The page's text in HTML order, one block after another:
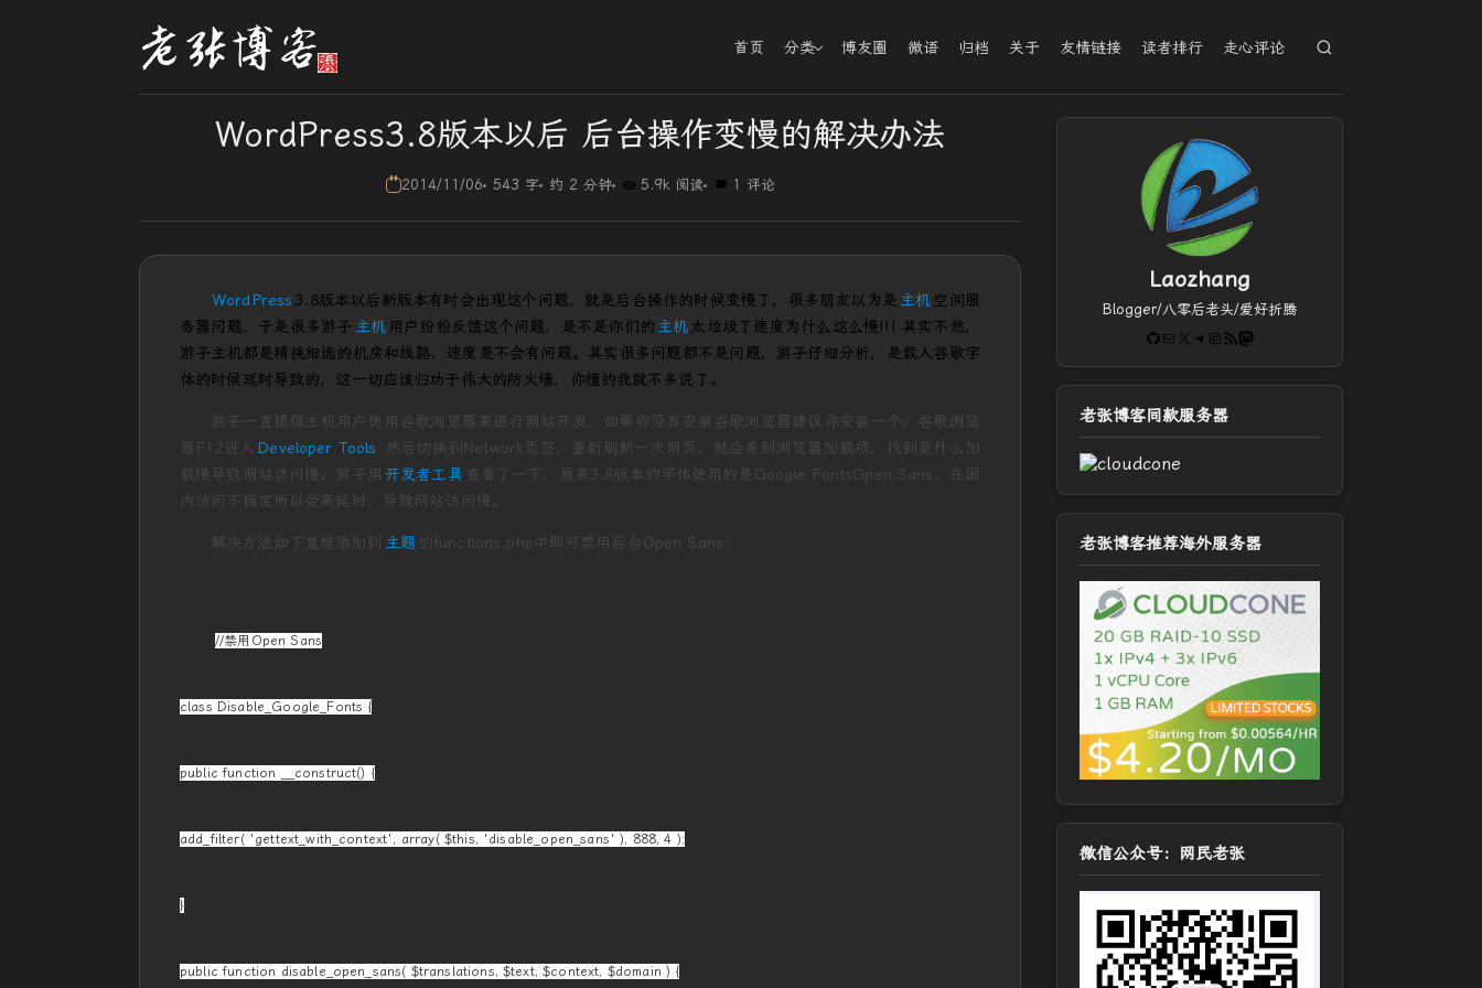
首页 分类 博友圈 微语 归档 关于 友情链接 读者排行 走心评论
WordPress3.8版本以后 后台操作变慢的解决办法
2014/11/06 543 字 约 2 分钟 5.9k 阅读 1 评论
WordPress 3.8版本以后新版本有时会出现这个问题，就是后台操作的时候变慢了，很多朋友以为是 主机空间服
务器问题，于是很多游子 主机 用户纷纷反馈这个问题，是不是你们的 主机太垃圾了速度为什么这么慢!!! 其实不然，
游子主机都是精挑细选的机房和线路，速度是不会有问题。其实很多问题都不是问题，游子仔细分析，是载入谷歌字
体的时候延时导致的，这一切应该归功于伟大的防火墙，你懂的我就不多说了。
游子一直提倡主机用户使用谷歌浏览器来进行网站开发，如果你没有安装谷歌浏览器建议你安装一个。谷歌浏览
器F12进入 Developer Tools
然后切换到Network页签，重新刷新一次网页。就会看到浏览器加载项，找到是什么加
载慢导致网站访问慢。游子用 开发者工具 查看了一下，原来3.8版本的字体使用的是Google FontsOpen Sans，在国
内访问不稳定所以会高延时，导致网站访问慢。
解决方法如下直接添加到 主题 的functions.php中即可禁用后台Open Sans：
//禁用Open Sans
class Disable_Google_Fonts {
public function __construct() {
add_filter( 'gettext_with_context', array( $this, 'disable_open_sans' ), 888, 4 );
}
public function disable_open_sans( $translations, $text, $context, $domain ) {
Laozhang
Blogger/八零后老头/爱好折腾
GitHub
电子邮件 X Telegram
Instagram
RSS FeedMastodon
老张博客同款服务器
老张博客推荐海外服务器
微信公众号：网民老张